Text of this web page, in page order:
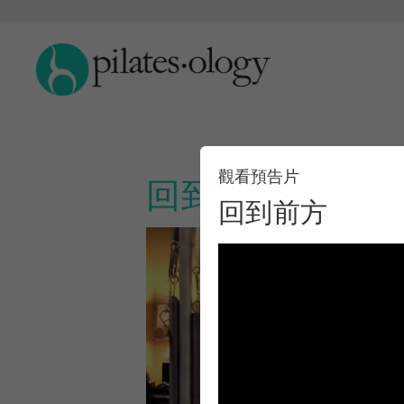
回到前方
觀看預告片
回到前方